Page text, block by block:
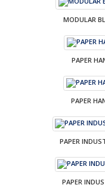
MODULAR
PAPER
PAPER
PAPER
PAPER